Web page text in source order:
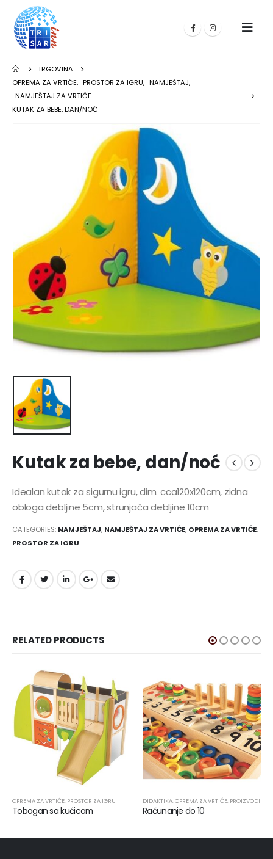
TRGOVINA
OPREMA ZA VRTIĆE, PROSTOR ZA IGRU, NAMJEŠTAJ,
NAMJEŠTAJ ZA VRTIĆE
KUTAK ZA BEBE, DAN/NOĆ
Kutak za bebe, dan/noć
Idealan kutak za sigurnu igru, dim. cca120x120cm, zidna
obloga debljine 5cm, strunjača debljine 10cm
CATEGORIES: NAMJEŠTAJ, NAMJEŠTAJ ZA VRTIĆE, OPREMA ZA VRTIĆE,
PROSTOR ZA IGRU
RELATED PRODUCTS
OPREMA ZA VRTIĆE, PROSTOR ZA IGRU
Tobogan sa kućicom
DIDAKTIKA,OPREMA ZA VRTIĆE, PROIZVODI
Računanje do 10